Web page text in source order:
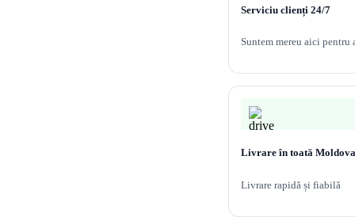
Serviciu clienți 24/7
Suntem mereu aici pentru
Livrare în toată Moldova
Livrare rapidă și fiabilă